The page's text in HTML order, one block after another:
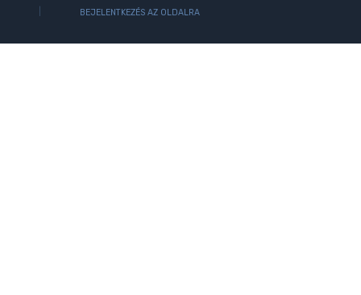
BEJELENTKEZÉS AZ OLDALRA